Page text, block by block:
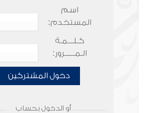
اسم
المستخدم:
كـلـــمـة
الـمـــــرور:
دخول المشتركين
أو الدخول بحساب